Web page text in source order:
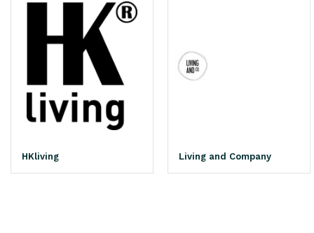
HKliving Living and Company